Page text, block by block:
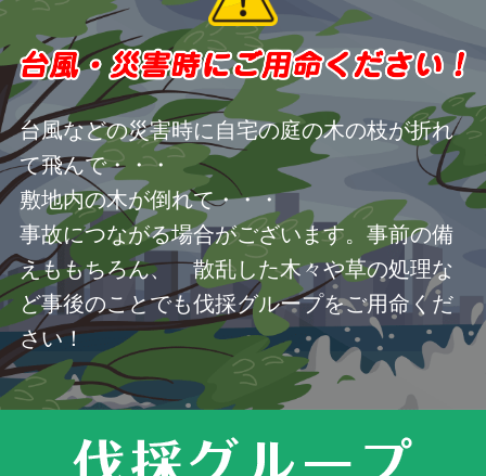
台風などの災害時に自宅の庭の木の枝が折れ
て飛んで・・・
敷地内の木が倒れて・・・
事故につながる場合がございます。事前の備
えももちろん、 散乱した木々や草の処理な
ど事後のことでも伐採グループをご用命くだ
さい！